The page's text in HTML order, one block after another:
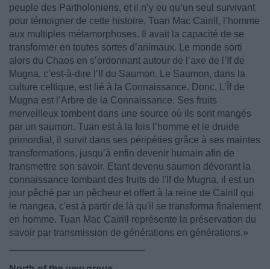
peuple des Partholoniens, et il n’y eu qu’un seul survivant
pour témoigner de cette histoire, Tuan Mac Cairill, l’homme
aux multiples métamorphoses. Il avait la capacité de se
transformer en toutes sortes d’animaux. Le monde sorti
alors du Chaos en s’ordonnant autour de l’axe de l’If de
Mugna, c’est-à-dire l’If du Saumon. Le Saumon, dans la
culture celtique, est lié à la Connaissance. Donc, L’Îf de
Mugna est l’Arbre de la Connaissance. Ses fruits
merveilleux tombent dans une source où ils sont mangés
par un saumon. Tuan est à la fois l’homme et le druide
primordial, il survit dans ses péripéties grâce à ses maintes
transformations, jusqu’à enfin devenir humain afin de
transmettre son savoir. Etant devenu saumon dévorant la
connaissance tombant des fruits de l'If de Mugna, il est un
jour pêché par un pêcheur et offert à la reine de Cairill qui
le mangea, c'est à partir de là qu'il se transforma finalement
en homme. Tuan Mac Cairill représente la préservation du
savoir par transmission de générations en générations.»